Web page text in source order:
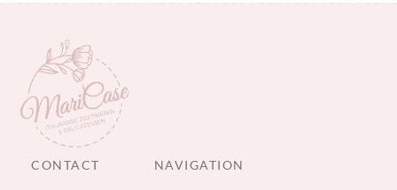
CONTACT NAVIGATION